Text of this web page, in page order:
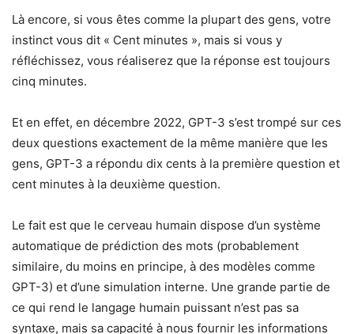
Là encore, si vous êtes comme la plupart des gens, votre
instinct vous dit « Cent minutes », mais si vous y
réfléchissez, vous réaliserez que la réponse est toujours
cinq minutes.
Et en effet, en décembre 2022, GPT-3 s’est trompé sur ces
deux questions exactement de la même manière que les
gens, GPT-3 a répondu dix cents à la première question et
cent minutes à la deuxième question.
Le fait est que le cerveau humain dispose d’un système
automatique de prédiction des mots (probablement
similaire, du moins en principe, à des modèles comme
GPT-3) et d’une simulation interne. Une grande partie de
ce qui rend le langage humain puissant n’est pas sa
syntaxe, mais sa capacité à nous fournir les informations